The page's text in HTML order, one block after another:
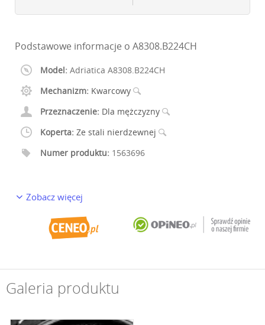
Podstawowe informacje o A8308.B224CH
Model: Adriatica A8308.B224CH
Mechanizm: Kwarcowy
Przeznaczenie: Dla mężczyzny
Koperta: Ze stali nierdzewnej
Numer produktu: 1563696
Zobacz więcej
Galeria produktu